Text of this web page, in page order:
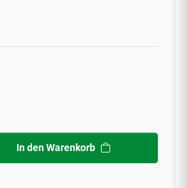
In den Warenkorb